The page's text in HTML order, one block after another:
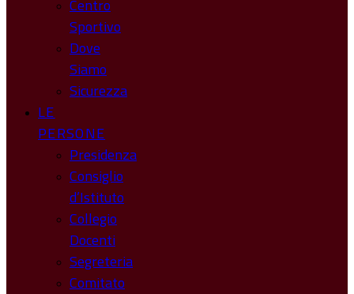
Centro
Sportivo
Dove
Siamo
Sicurezza
LE
PERSONE
Presidenza
Consiglio
d’Istituto
Collegio
Docenti
Segreteria
Comitato